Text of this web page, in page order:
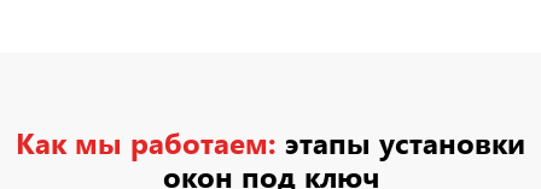
Как мы работаем: этапы установки
окон под ключ